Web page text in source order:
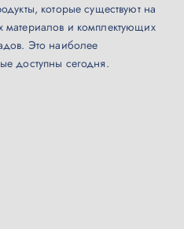
которые существуют на
и комплектующих
Это наиболее
доступны сегодня.